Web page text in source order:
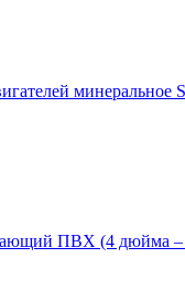
минеральное
ПВХ (4 дюйма –